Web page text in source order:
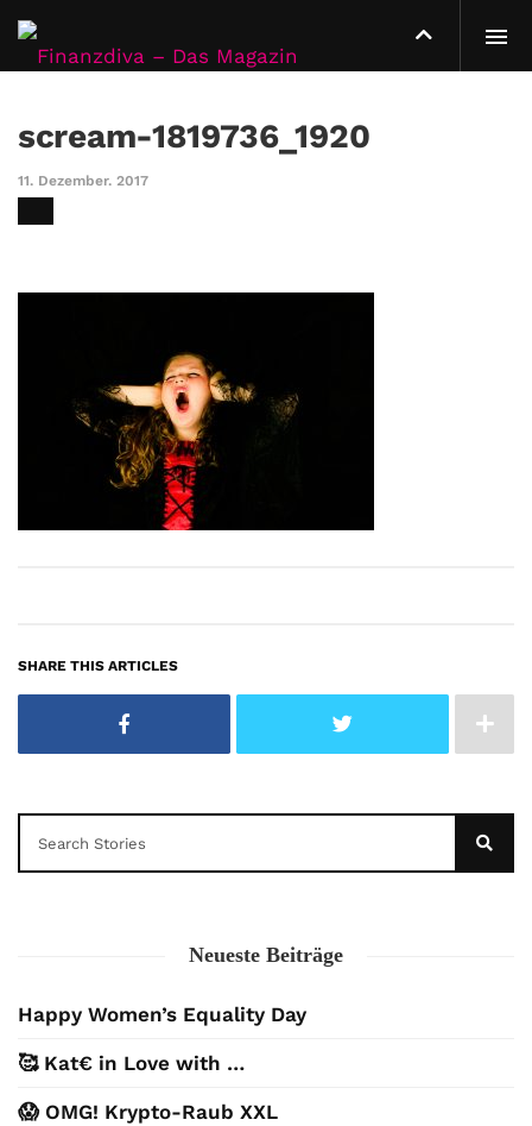
scream-1819736_1920
11. Dezember. 2017
SHARE THIS ARTICLES
Neueste Beiträge
Happy Women’s Equality Day
🥰 Kat€ in Love with …
😱 OMG! Krypto-Raub XXL